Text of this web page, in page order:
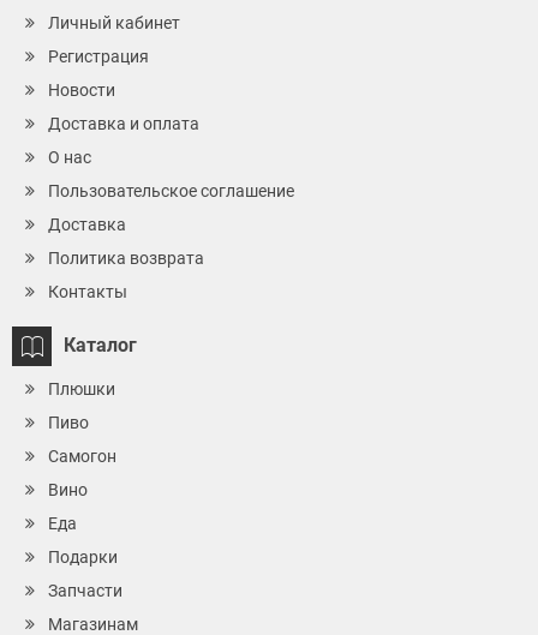
Личный кабинет
Регистрация
Новости
Доставка и оплата
О нас
Пользовательское соглашение
Доставка
Политика возврата
Контакты
Каталог
Плюшки
Пиво
Самогон
Вино
Еда
Подарки
Запчасти
Магазинам